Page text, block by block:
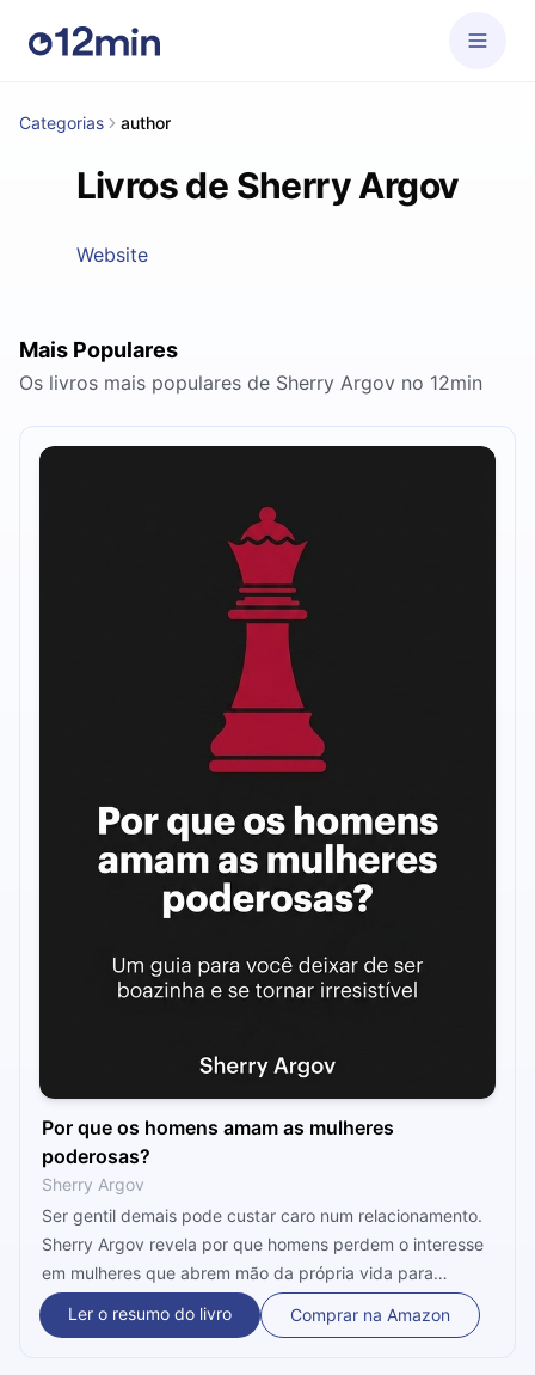
Categorias author
Livros de Sherry Argov
Website
Mais Populares
Os livros mais populares de Sherry Argov no 12min
Por que os homens amam as mulheres
poderosas?
Sherry Argov
Ser gentil demais pode custar caro num relacionamento.
Sherry Argov revela por que homens perdem o interesse
em mulheres que abrem mão da própria vida para
agradá-los — e como dignidade, independência e limites
firmes criam a atração que nenhuma submissão
Ler o resumo do livro Comprar na Amazon